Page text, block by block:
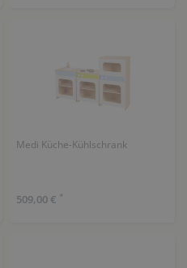
Medi Küche-Kühlschrank
509,00 € *